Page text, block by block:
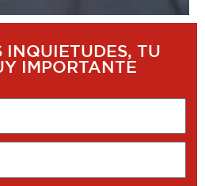
INQUIETUDES, TU
IMPORTANTE